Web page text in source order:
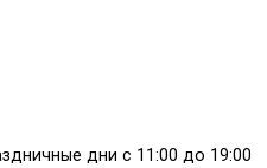
дни с 11:00 до 19:00